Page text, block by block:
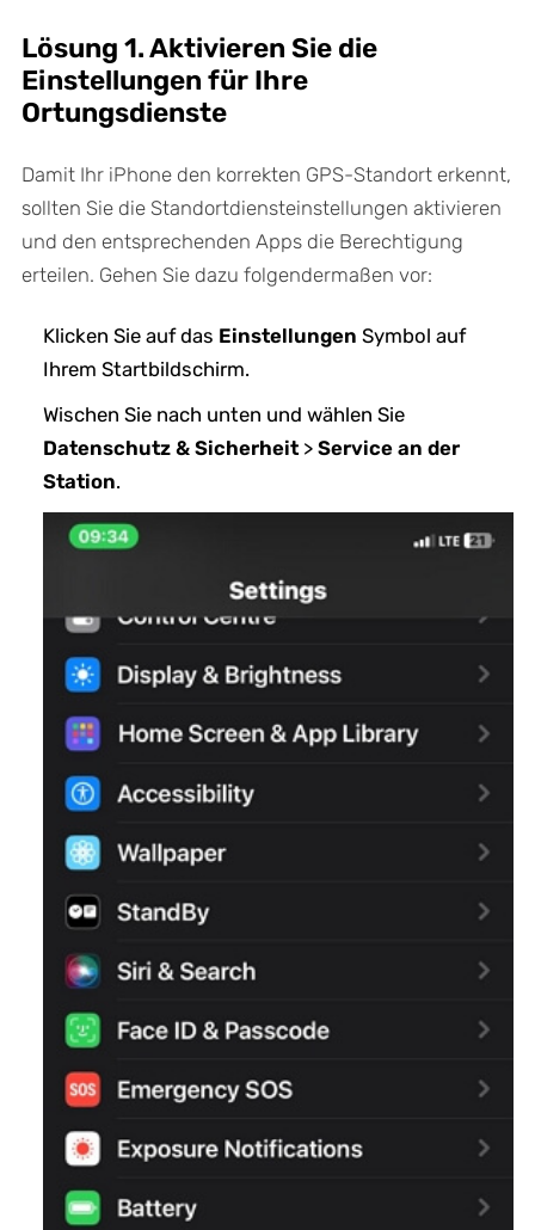
Lösung 1. Aktivieren Sie die
Einstellungen für Ihre
Ortungsdienste
Damit Ihr iPhone den korrekten GPS-Standort erkennt,
sollten Sie die Standortdiensteinstellungen aktivieren
und den entsprechenden Apps die Berechtigung
erteilen. Gehen Sie dazu folgendermaßen vor:
Klicken Sie auf das Einstellungen Symbol auf
Ihrem Startbildschirm.
Wischen Sie nach unten und wählen Sie
Datenschutz & Sicherheit> Service an der
Station.